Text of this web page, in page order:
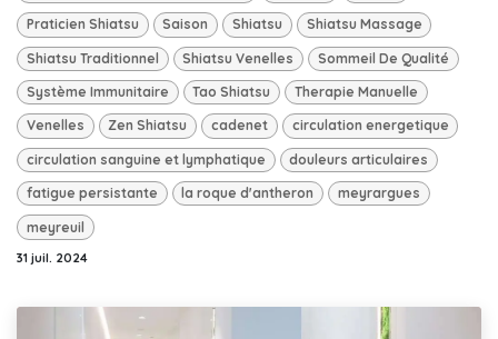
Praticien Shiatsu Saison Shiatsu Shiatsu Massage
Shiatsu Traditionnel Shiatsu Venelles Sommeil De Qualité
Système Immunitaire Tao Shiatsu Therapie Manuelle
Venelles Zen Shiatsu cadenet circulation energetique
circulation sanguine et lymphatique douleurs articulaires
fatigue persistante la roque d'antheron meyrargues
meyreuil
31 juil. 2024